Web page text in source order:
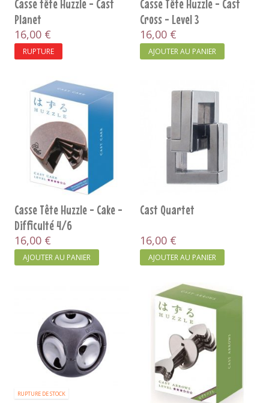
Casse tête Huzzle - Cast
Planet
16,00 €
RUPTURE
Casse Tête Huzzle - Cast
Cross - Level 3
16,00 €
AJOUTER AU PANIER
Casse Tête Huzzle - Cake -
Difficulté 4/6
16,00 €
AJOUTER AU PANIER
Cast Quartet
16,00 €
AJOUTER AU PANIER
RUPTURE DE STOCK